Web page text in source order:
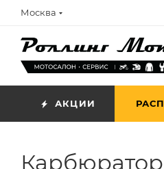
Москва
АКЦИИ
Карбюратор